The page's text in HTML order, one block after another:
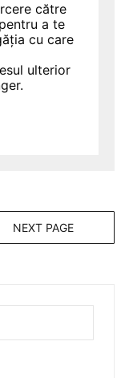
către
a te
cu care
ulterior
NEXT PAGE